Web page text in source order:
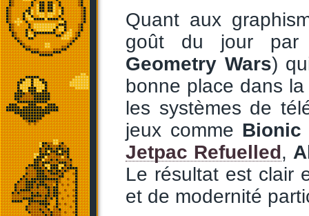
Quant aux
goût du jour par
Geometry Wars)
bonne place dans
les systèmes de
jeux comme Bionic
Jetpac Refuelled,
Le résultat est clair
et de modernité